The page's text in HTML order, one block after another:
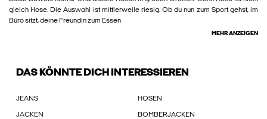
gleich Hose. Die Auswahl ist mittlerweile riesig. Ob du nun zum Sport gehst, im
Büro sitzt, deine Freundin zum Essen
MEHR ANZEIGEN
DAS KÖNNTE DICH INTERESSIEREN
JEANS HOSEN
JACKEN BOMBERJACKEN